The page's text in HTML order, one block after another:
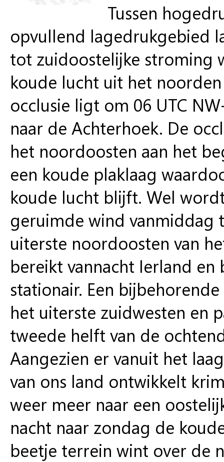
Tussen
opvullend lagedrukgebied
tot zuidoostelijke stroming
koude lucht uit het
occlusie ligt om 06 UTC
naar de Achterhoek. De
het noordoosten aan het
een koude plaklaag
koude lucht blijft. Wel
geruimde wind
uiterste noordoosten van
bereikt vannacht Ierland
stationair. Een
het uiterste zuidwesten en
tweede helft van de
Aangezien er vanuit het
van ons land ontwikkelt
weer meer naar een
nacht naar zondag de
beetje terrein wint over de